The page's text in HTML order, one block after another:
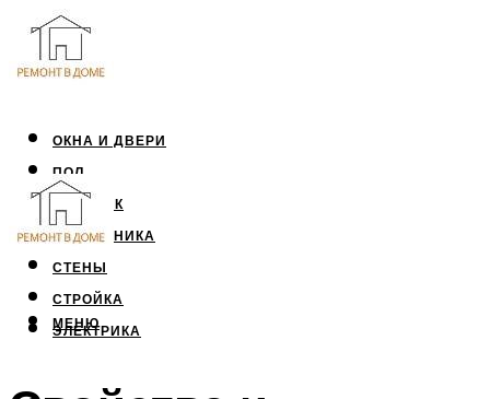
ОКНА И ДВЕРИ
ПОЛ
ПОТОЛОК
САНТЕХНИКА
СТЕНЫ
СТРОЙКА
ЭЛЕКТРИКА
МЕНЮ